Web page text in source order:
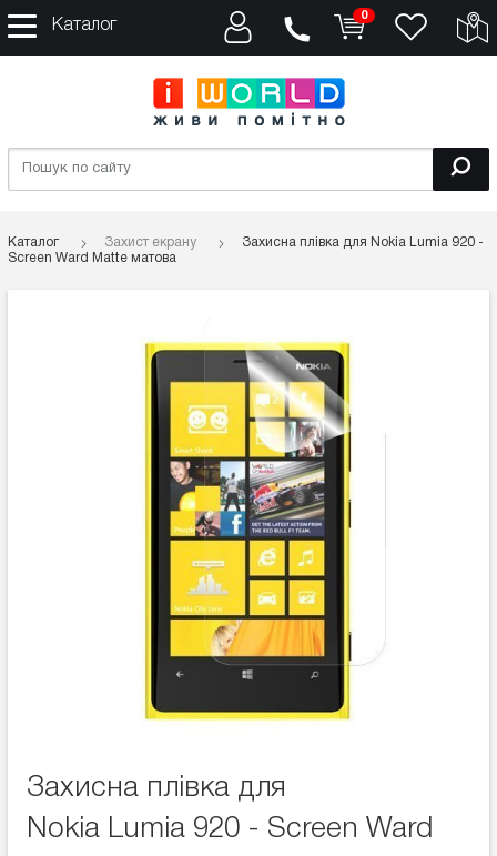
Каталог
0
Каталог Захист екрану
Захисна плівка для Nokia Lumia 920 -
Screen Ward Matte матова
Захисна плівка для
Nokia Lumia 920 - Screen Ward